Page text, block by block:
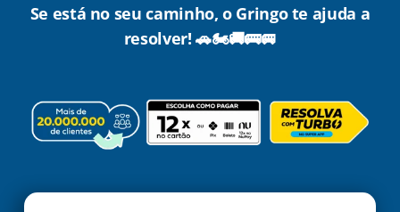
Se está no seu caminho, o Gringo te ajuda a
resolver! 🚗🏍️🚚🚌🚐